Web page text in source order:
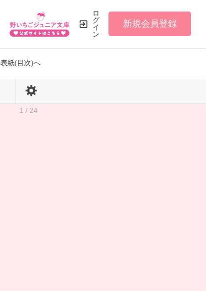
ロ
グ
イ
ン
新規会員登録
表紙(目次)へ
1 / 24